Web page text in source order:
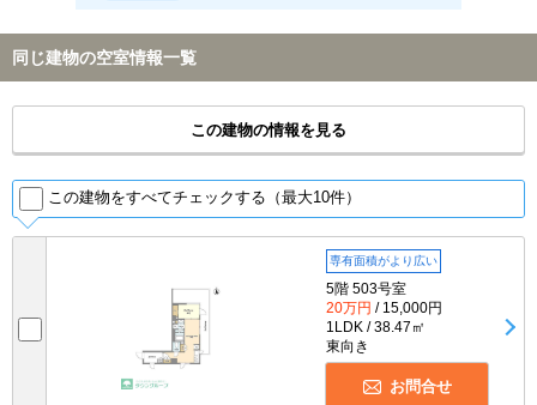
同じ建物の空室情報一覧
この建物の情報を見る
この建物をすべてチェックする（最大10件）
専有面積がより広い
5階 503号室
20万円 / 15,000円
1LDK / 38.47㎡
東向き
お問合せ